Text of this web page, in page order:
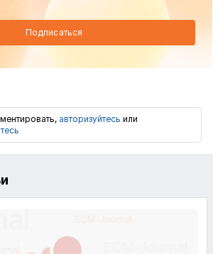
Подписаться
авторизуйтесь или